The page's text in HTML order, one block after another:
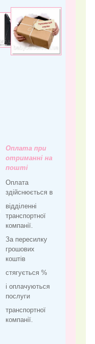
Оплата при
отриманні на
пошті
Оплата
здійснюється в
відділенні
транспортної
компанії.
За пересилку
грошових
коштів
стягується %
і оплачуються
послуги
транспортної
компанії.